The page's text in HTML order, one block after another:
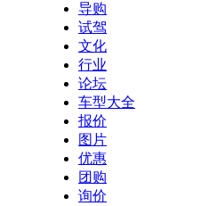
导购
试驾
文化
行业
论坛
车型大全
报价
图片
优惠
团购
询价